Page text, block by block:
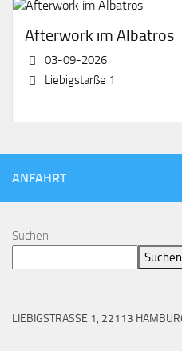
Afterwork im Albatros
03-09-2026
Liebigstarße 1
ANFAHRT
Suchen
Suchen
LIEBIGSTRASSE 1, 22113 HAMBURG